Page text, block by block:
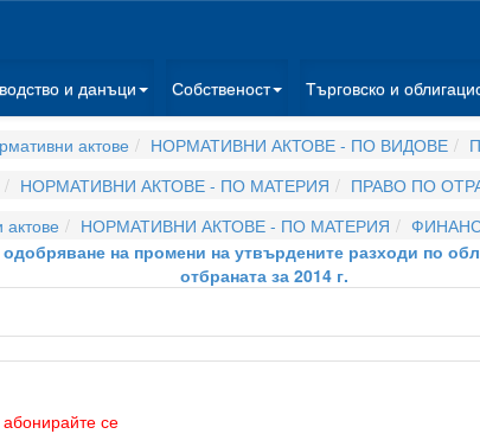
и данъци Собственост Търговско и
актове НОРМАТИВНИ АКТОВЕ - ПО ВИДОВЕ
НОРМАТИВНИ АКТОВЕ - ПО МАТЕРИЯ ПРАВО ПО
НОРМАТИВНИ АКТОВЕ - ПО МАТЕРИЯ
на промени на утвърдените разходи по
отбраната за 2014 г.
абонирайте се